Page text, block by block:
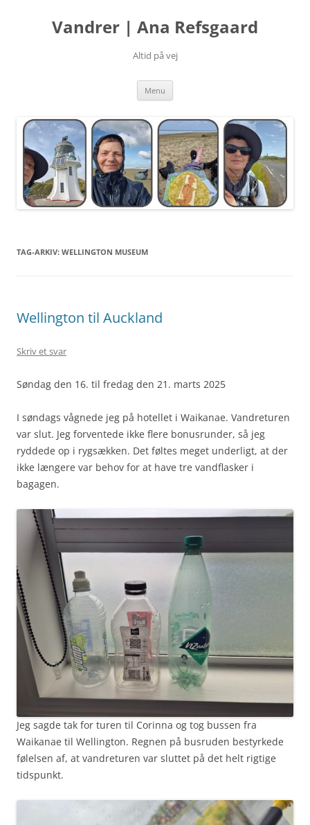
Vandrer | Ana Refsgaard
Altid på vej
Menu
TAG-ARKIV: WELLINGTON MUSEUM
Wellington til Auckland
Skriv et svar
Søndag den 16. til fredag den 21. marts 2025
I søndags vågnede jeg på hotellet i Waikanae. Vandreturen
var slut. Jeg forventede ikke flere bonusrunder, så jeg
ryddede op i rygsækken. Det føltes meget underligt, at der
ikke længere var behov for at have tre vandflasker i
bagagen.
Jeg sagde tak for turen til Corinna og tog bussen fra
Waikanae til Wellington. Regnen på busruden bestyrkede
følelsen af, at vandreturen var sluttet på det helt rigtige
tidspunkt.